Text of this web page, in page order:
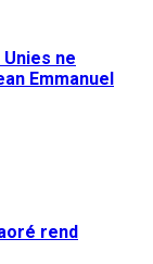
ne
Emmanuel
rend